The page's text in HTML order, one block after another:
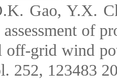
Gao, Y.X.
of
off-grid wind
252, 123483